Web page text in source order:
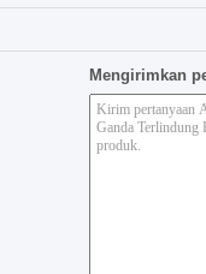
Mengirimkan